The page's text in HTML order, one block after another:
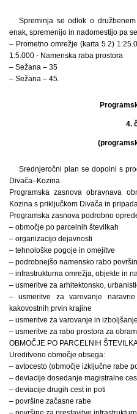
Spreminja se odlok o
enak, spremenijo in nadomestijo pa
– Prometno omrežje (karta 5.2)
1:5.000 - Namenska raba prostora
– Sežana – 35
– Sežana – 45.
4.
Srednjeročni plan se dopolni s
Divača–Kozina.
Programska zasnova obravnava
Kozina s priključkom Divača in
Programska zasnova podrobno
– območje po parcelnih številkah
– organizacijo dejavnosti
– tehnološke pogoje in omejitve
– podrobnejšo namensko rabo površin
– infrastrukturna omrežja, objekte in
– usmeritve za arhitektonsko,
– usmeritve za varovanje
kakovostnih prvin krajine
– usmeritve za varovanje in
– usmeritve za rabo prostora za
OBMOČJE PO PARCELNIH
Ureditveno območje obsega:
– avtocesto (območje izključne rabe
– deviacije dosedanje magistralne
– deviacije drugih cest in poti
– površine začasne rabe